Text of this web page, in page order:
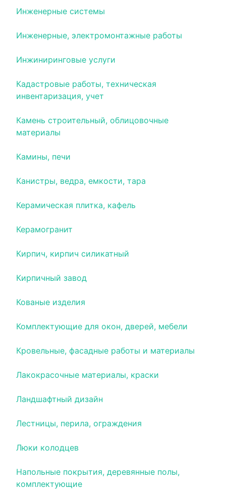
Инженерные системы
Инженерные, электромонтажные работы
Инжиниринговые услуги
Кадастровые работы, техническая
инвентаризация, учет
Камень строительный, облицовочные
материалы
Камины, печи
Канистры, ведра, емкости, тара
Керамическая плитка, кафель
Керамогранит
Кирпич, кирпич силикатный
Кирпичный завод
Кованые изделия
Комплектующие для окон, дверей, мебели
Кровельные, фасадные работы и материалы
Лакокрасочные материалы, краски
Ландшафтный дизайн
Лестницы, перила, ограждения
Люки колодцев
Напольные покрытия, деревянные полы,
комплектующие